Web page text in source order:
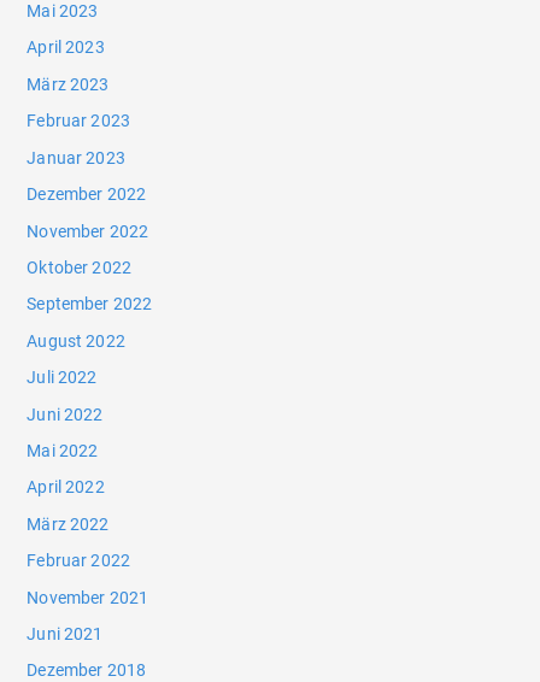
Mai 2023
April 2023
März 2023
Februar 2023
Januar 2023
Dezember 2022
November 2022
Oktober 2022
September 2022
August 2022
Juli 2022
Juni 2022
Mai 2022
April 2022
März 2022
Februar 2022
November 2021
Juni 2021
Dezember 2018